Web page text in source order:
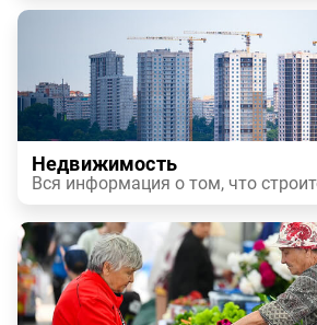
Недвижимость
Вся информация о том, что